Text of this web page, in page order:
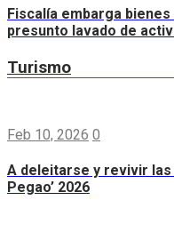
Fiscalía embarga
presunto lavado de
Turismo
Feb 10, 2026 0
A deleitarse y revivir las
Pegao’ 2026